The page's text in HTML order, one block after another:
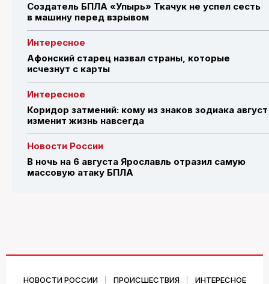
Создатель БПЛА «Упырь» Ткачук не успел сесть
в машину перед взрывом
Интересное
Афонский старец назвал страны, которые
исчезнут с карты
Интересное
Коридор затмений: кому из знаков зодиака август
изменит жизнь навсегда
Новости России
В ночь на 6 августа Ярославль отразил самую
массовую атаку БПЛА
НОВОСТИ РОССИИ ПРОИСШЕСТВИЯ ИНТЕРЕСНОЕ